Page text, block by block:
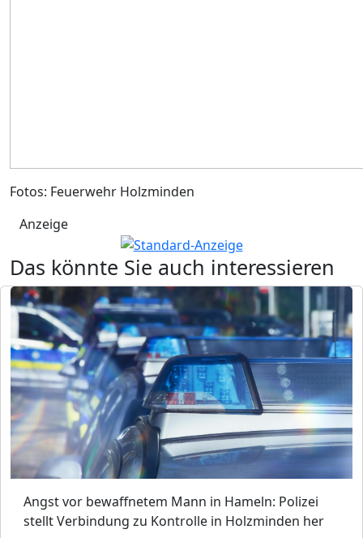
Fotos: Feuerwehr Holzminden
Anzeige
Das könnte Sie auch interessieren
Angst vor bewaffnetem Mann in Hameln: Polizei
stellt Verbindung zu Kontrolle in Holzminden her